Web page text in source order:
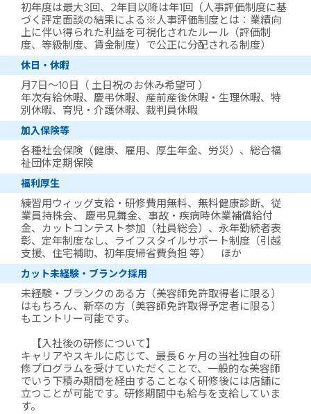
初年度は最大3回、2年目以降は年1回（人事評価制度に基
づく評定面談の結果による※人事評価制度とは：業績向
上に伴い得られた利益を可視化されたルール（評価制
度、等級制度、賃金制度）で公正に分配される制度）
休日・休暇
月7日～10日（ 土日祝のお休み希望可 ）
年次有給休暇、慶弔休暇、産前産後休暇・生理休暇、特
別休暇、育児・介護休暇、裁判員休暇
加入保険等
各種社会保険（健康、雇用、厚生年金、労災）、総合福
祉団体定期保険
福利厚生
練習用ウィッグ支給・研修費用無料、無料健康診断、従
業員持株会、 慶弔見舞金、事故・疾病時休業補償給付
金、カットコンテスト参加（社員総会）、永年勤続者表
彰、定年制度なし、ライフスタイルサポート制度（引越
支援、住宅補助、初年度帰省費負担 等） ほか
カット未経験・ブランク採用
未経験・ブランクのある方（美容師免許取得者に限る）
はもちろん、新卒の方（美容師免許取得予定者に限る）
もエントリー可能です。
【入社後の研修について】
キャリアやスキルに応じて、最長６ヶ月の当社独自の研
修プログラムを受けていただくことで、一般的な美容師
でいう下積み期間を経由することなく研修後には店舗に
立つことが可能です。研修期間中も給与を支給していま
す。